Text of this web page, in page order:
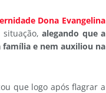
Dona Evangelina
situação,alegando que a
família e nem auxiliou na
que logo após flagrar a